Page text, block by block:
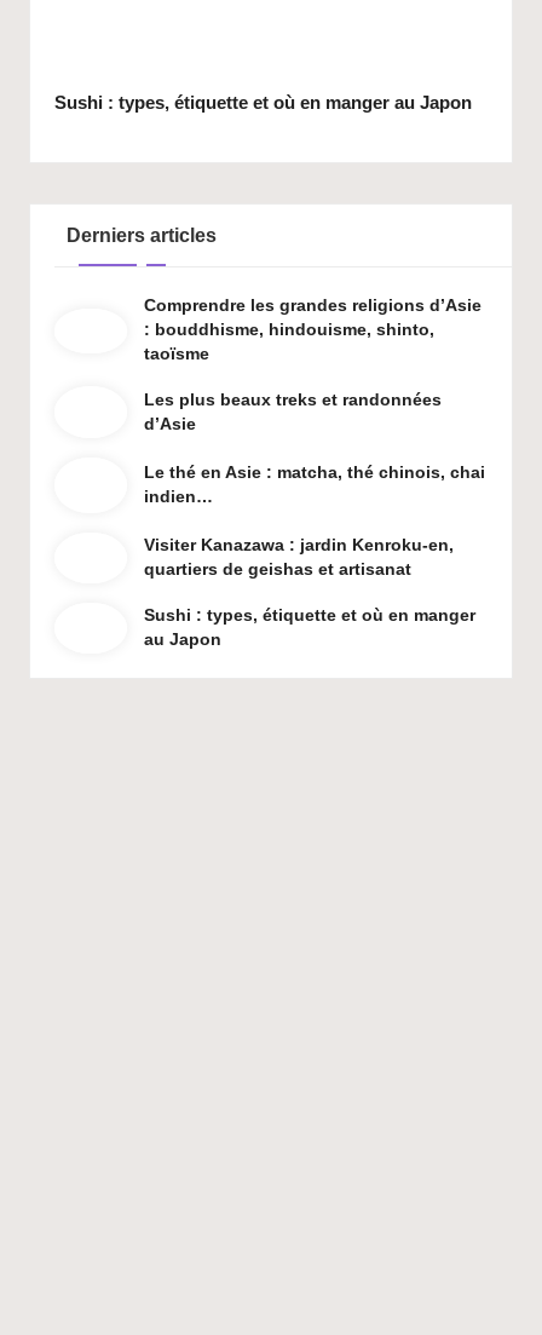
Sushi : types, étiquette et où en manger au Japon
Derniers articles
Comprendre les grandes religions d’Asie
: bouddhisme, hindouisme, shinto,
taoïsme
Les plus beaux treks et randonnées
d’Asie
Le thé en Asie : matcha, thé chinois, chai
indien…
Visiter Kanazawa : jardin Kenroku-en,
quartiers de geishas et artisanat
Sushi : types, étiquette et où en manger
au Japon